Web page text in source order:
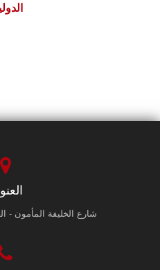
شارع الخليفة المأمون -